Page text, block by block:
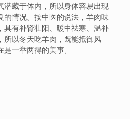
潜藏于体内，所以身体容易出现
的情况。按中医的说法，羊肉味
具有补肾壮阳、暖中祛寒、温补
所以冬天吃羊肉，既能抵御风
一举两得的美事。